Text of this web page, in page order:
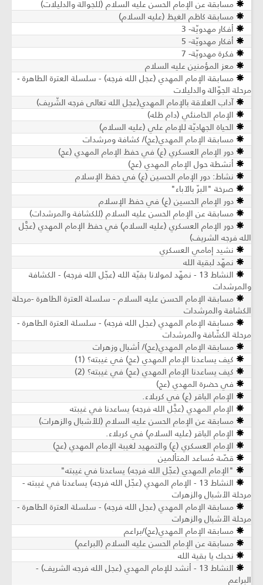
عن الإمام الحسن عليه السلام (للجوالة والدليلات)
كاظم الغيظ (عليه السلام)
مهدويّة- 3
مهدويّة- 5
مهدويّة- 7
المؤمنين عليه السلام
الإمام المهدي (عجل الله فرجه) - سلسلة العترة الطاهرة -
والدليلات
العلاقة بالإمام المهدي(عجل الله تعالى فرجه الشّريف)
الخامنئي (دام ظله)
الجهاديّة للإمام علي (عليه السلام)
الإمام المهدي(عج)/ كشافة ومرشدات
الإمام العسكري (ع) في حفظ الإمام المهدي (عج)
حول الإمام المهدي (عج)
دور الإمام الحسين (ع) في حفظ الإسلام
"البرّ بالآباء"
الإمام الحسين (ع) في حفظ الإسلام
عن الإمام الحسن عليه السلام (للكشافة والمرشدات)
الإمام العسكري (عليه السلام) في حفظ الإمام المهدي (عجَّل
الشريف)
إمامي العسكري
لبقية الله
النشاط 13 - نمهّد لمولانا بقيّة الله (عجّل الله فرجه) - الكشافة
الإمام الحسن عليه السلام - سلسلة العترة الطاهرة -مرحلة
والمرشدات
الإمام المهدي (عجل الله فرجه) - سلسلة العترة الطاهرة -
والمرشدات
الإمام المهدي(عج)/ أشبال وزهرات
يساعدنا الإمام المهدي (عج) في غيبته؟ (1)
يساعدنا الإمام المهدي (عج) في غيبته؟ (2)
حضرة المهدي (عج)
الباقر (ع) في كربلاء.
المهدي (عجَّل الله فرجه) يساعدنا في غيبته
عن الإمام الحسن عليه السلام (للأشبال والزهرات)
الباقر (عليه السلام) في كربلاء.
العسكري (ع) والتمهيد لغيبة الإمام المهدي (عج)
مُساعد المتألمين
المهدي (عجّل الله فرجه) يساعدنا في غيبته"
النشاط 13 - الإمام المهدي (عجّل الله فرجه) يساعدنا في غيبته -
والزهرات
الإمام المهدي (عجل الله فرجه) - سلسلة العترة الطاهرة -
والزهرات
الإمام المهدي(عج)/براعم
عن الإمام الحسن عليه السلام (البراعم)
يا بقية الله
النشاط 13 - أنشد للإمام المهدي (عجل الله فرجه الشريف) -